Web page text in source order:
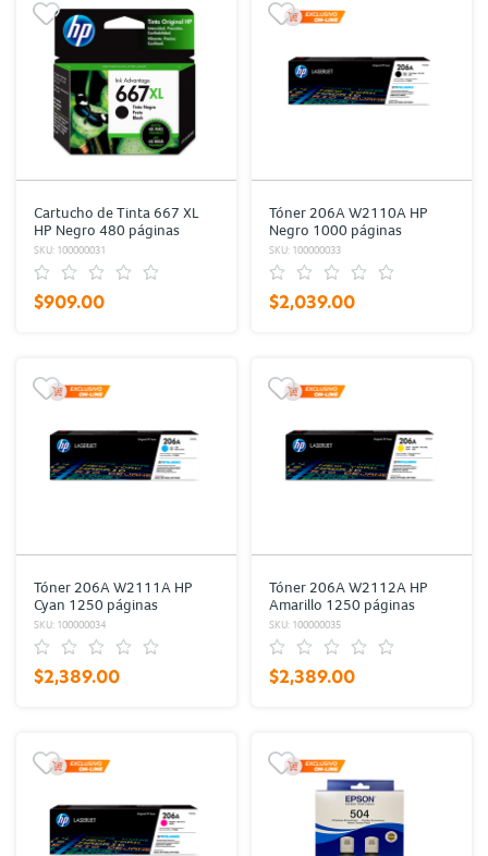
Cartucho de Tinta 667 XL
HP Negro 480 páginas
SKU: 100000031
$909.00
Tóner 206A W2110A HP
Negro 1000 páginas
SKU: 100000033
$2,039.00
Tóner 206A W2111A HP
Cyan 1250 páginas
SKU: 100000034
$2,389.00
Tóner 206A W2112A HP
Amarillo 1250 páginas
SKU: 100000035
$2,389.00